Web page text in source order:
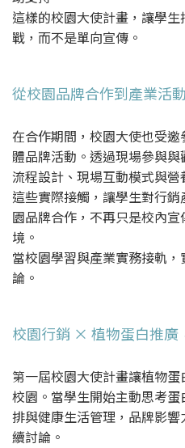
這樣的校園大使計畫，讓學
戰，而不是單向宣傳。
從校園品牌合作到產業活
在合作期間，校園大使也受
體品牌活動。透過現場參與
流程設計、現場互動模式與營
這些實際接觸，讓學生對行
園品牌合作，不再只是校內
境。
當校園學習與產業實務接軌
論。
校園行銷 × 植物蛋白推廣
第一屆校園大使計畫讓植物
校園。當學生開始主動思考
排與健康生活管理，品牌影
續討論。